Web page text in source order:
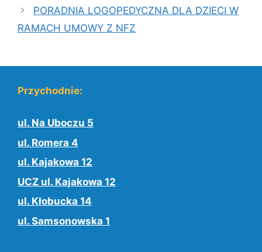
PORADNIA LOGOPEDYCZNA DLA DZIECI W
RAMACH UMOWY Z NFZ
Przychodnie:
ul. Na Uboczu 5
ul. Romera 4
ul. Kajakowa 12
UCZ ul. Kajakowa 12
ul. Kłobucka 14
ul. Samsonowska 1